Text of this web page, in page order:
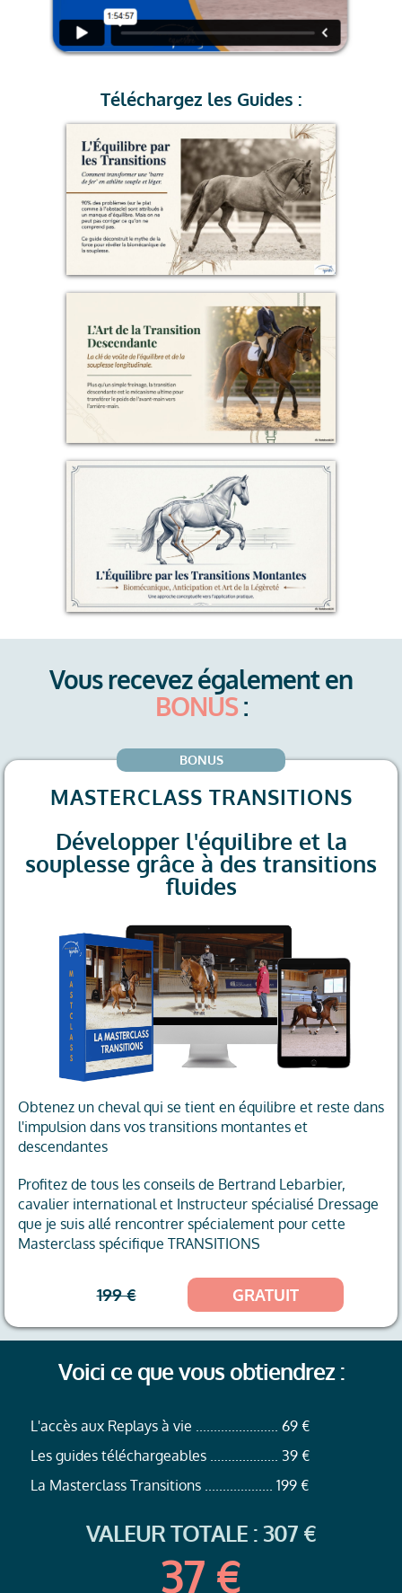
Téléchargez les Guides :
Vous recevez également en
BONUS :
BONUS
MASTERCLASS TRANSITIONS
Développer l'équilibre et la
souplesse grâce à des transitions
fluides
Obtenez un cheval qui se tient en équilibre et reste dans
l'impulsion dans vos transitions montantes et
descendantes
Profitez de tous les conseils de Bertrand Lebarbier,
cavalier international et Instructeur spécialisé Dressage
que je suis allé rencontrer spécialement pour cette
Masterclass spécifique TRANSITIONS
199 € GRATUIT
Voici ce que vous obtiendrez :
L'accès aux Replays à vie ....................... 69 €
Les guides téléchargeables ................... 39 €
La Masterclass Transitions ................... 199 €
VALEUR TOTALE : 307 €
37 €